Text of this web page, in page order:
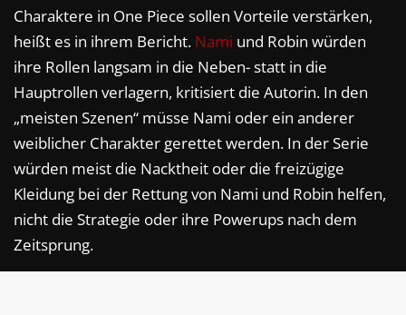
Charaktere in One Piece sollen Vorteile verstärken,
heißt es in ihrem Bericht. Nami und Robin würden
ihre Rollen langsam in die Neben- statt in die
Hauptrollen verlagern, kritisiert die Autorin. In den
„meisten Szenen“ müsse Nami oder ein anderer
weiblicher Charakter gerettet werden. In der Serie
würden meist die Nacktheit oder die freizügige
Kleidung bei der Rettung von Nami und Robin helfen,
nicht die Strategie oder ihre Powerups nach dem
Zeitsprung.